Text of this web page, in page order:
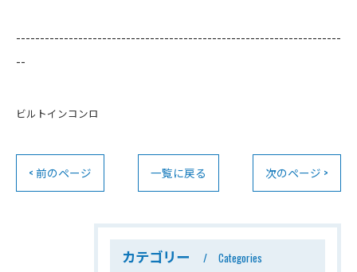
--------------------------------------------------------------------
--
ビルトインコンロ
< 前のページ 一覧に戻る 次のページ >
カテゴリー Categories